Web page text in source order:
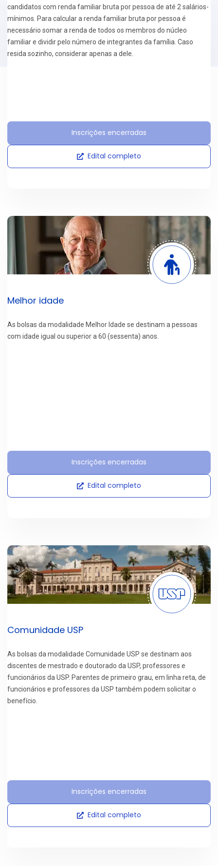
candidatos com renda familiar bruta por pessoa de até 2 salários-
mínimos. Para calcular a renda familiar bruta por pessoa é
necessário somar a renda de todos os membros do núcleo
familiar e dividir pelo número de integrantes da família. Caso
resida sozinho, considerar apenas a dele.
Inscrições encerradas
Edital completo
Melhor idade
As bolsas da modalidade Melhor Idade se destinam a pessoas
com idade igual ou superior a 60 (sessenta) anos.
Inscrições encerradas
Edital completo
Comunidade USP
As bolsas da modalidade Comunidade USP se destinam aos
discentes de mestrado e doutorado da USP, professores e
funcionários da USP. Parentes de primeiro grau, em linha reta, de
funcionários e professores da USP também podem solicitar o
benefício.
Inscrições encerradas
Edital completo